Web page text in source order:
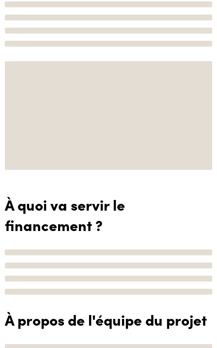
À quoi va servir le
financement ?
À propos de l'équipe du projet